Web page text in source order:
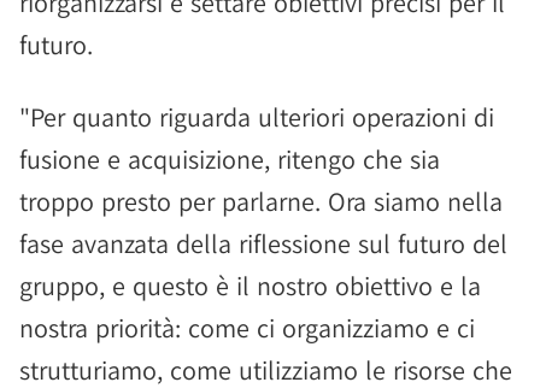
futuro.
"Per quanto riguarda ulteriori operazioni di
fusione e acquisizione, ritengo che sia
troppo presto per parlarne. Ora siamo nella
fase avanzata della riflessione sul futuro del
gruppo, e questo è il nostro obiettivo e la
nostra priorità: come ci organizziamo e ci
strutturiamo, come utilizziamo le risorse che